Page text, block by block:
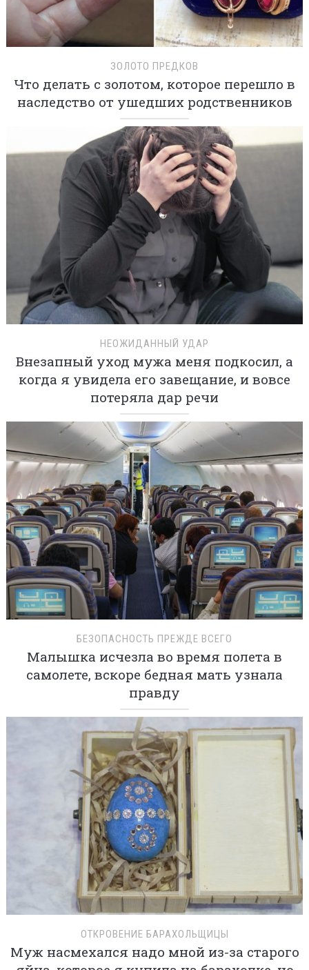
ЗОЛОТО ПРЕДКОВ
Что делать с золотом, которое перешло в
наследство от ушедших родственников
НЕОЖИДАННЫЙ УДАР
Внезапный уход мужа меня подкосил, а
когда я увидела его завещание, и вовсе
потеряла дар речи
БЕЗОПАСНОСТЬ ПРЕЖДЕ ВСЕГО
Малышка исчезла во время полета в
самолете, вскоре бедная мать узнала
правду
ОТКРОВЕНИЕ БАРАХОЛЬЩИЦЫ
Муж насмехался надо мной из-за старого